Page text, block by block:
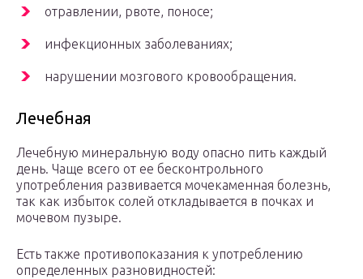
отравлении, рвоте, поносе;
инфекционных заболеваниях;
нарушении мозгового кровообращения.
Лечебная
Лечебную минеральную воду опасно пить каждый
день. Чаще всего от ее бесконтрольного
употребления развивается мочекаменная болезнь,
так как избыток солей откладывается в почках и
мочевом пузыре.
Есть также противопоказания к употреблению
определенных разновидностей: